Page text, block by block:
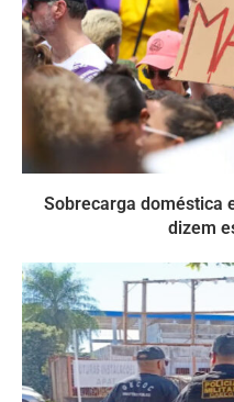
Sobrecarga doméstica
dizem